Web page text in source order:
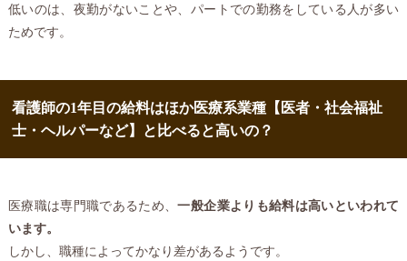
低いのは、夜勤がないことや、パートでの勤務をしている人が多い
ためです。
看護師の1年目の給料はほか医療系業種【医者・社会福祉
士・ヘルパーなど】と比べると高いの？
医療職は専門職であるため、一般企業よりも給料は高いといわれて
います。
しかし、職種によってかなり差があるようです。